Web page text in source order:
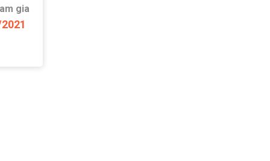
gia